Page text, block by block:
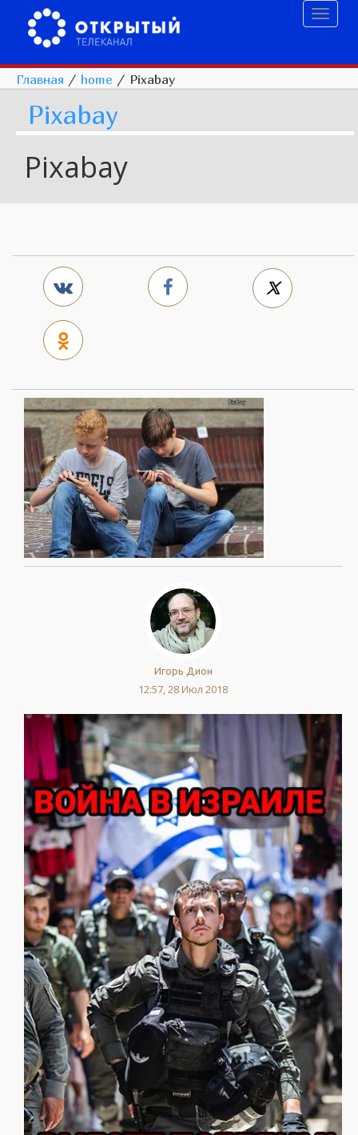
Главная / home / Pixabay
Pixabay
Pixabay
Игорь Дион
12:57, 28 Июл 2018